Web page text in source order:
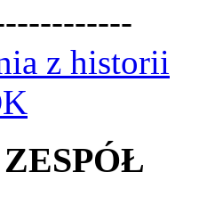
z historii